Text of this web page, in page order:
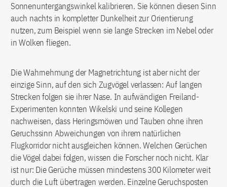
Sonnenuntergangswinkel kalibrieren. Sie können diesen Sinn
auch nachts in kompletter Dunkelheit zur Orientierung
nutzen, zum Beispiel wenn sie lange Strecken im Nebel oder
in Wolken fliegen.
Die Wahrnehmung der Magnetrichtung ist aber nicht der
einzige Sinn, auf den sich Zugvögel verlassen: Auf langen
Strecken folgen sie ihrer Nase. In aufwändigen Freiland-
Experimenten konnten Wikelski und seine Kollegen
nachweisen, dass Heringsmöwen und Tauben ohne ihren
Geruchssinn Abweichungen von ihrem natürlichen
Flugkorridor nicht ausgleichen können. Welchen Gerüchen
die Vögel dabei folgen, wissen die Forscher noch nicht. Klar
ist nur: Die Gerüche müssen mindestens 300 Kilometer weit
durch die Luft übertragen werden. Einzelne Geruchsposten